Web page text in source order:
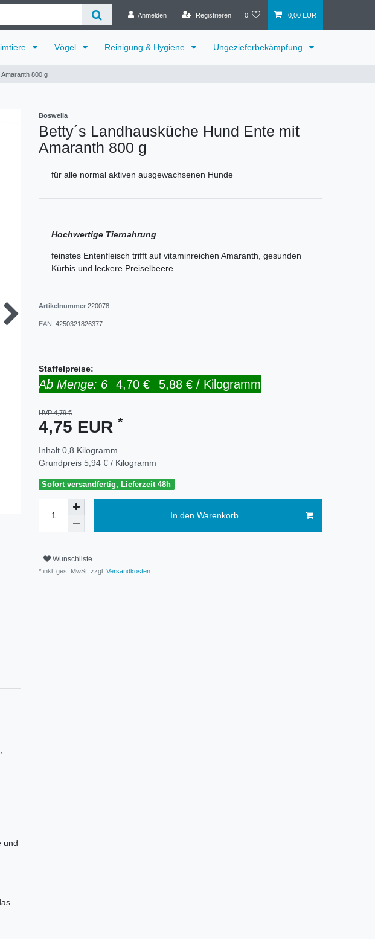
Anmelden Registrieren 0 0,00 EUR
Vögel Reinigung & Hygiene Ungezieferbekämpfung
800 g
Boswelia
Betty´s Landhausküche Hund Ente mit
Amaranth 800 g
für alle normal aktiven ausgewachsenen Hunde
Hochwertige Tiernahrung
feinstes Entenfleisch trifft auf vitaminreichen Amaranth, gesunden
Kürbis und leckere Preiselbeere
Artikelnummer 220078
EAN: 4250321826377
Staffelpreise:
Ab Menge: 6 4,70 € 5,88 € / Kilogramm
UVP 4,79 €
4,75 EUR *
Inhalt 0,8 Kilogramm
Grundpreis 5,94 € / Kilogramm
Sofort versandfertig, Lieferzeit 48h
In den Warenkorb
Wunschliste
* inkl. ges. MwSt. zzgl. Versandkosten
und